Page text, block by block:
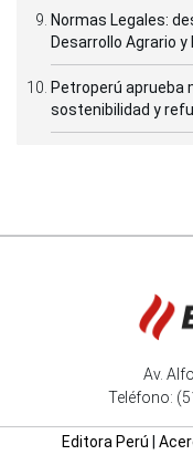
Normas Legales:
Desarrollo Agrario y
Petroperú aprueba
sostenibilidad y
Av.
Teléfono:
Editora Perú